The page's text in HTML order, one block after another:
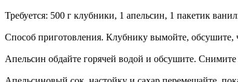
Требуется: 500 г клубники, 1 апельсин, 1 пакетик
Способ приготовления. Клубнику вымойте, обсушите,
Апельсин обдайте горячей водой и обсушите.